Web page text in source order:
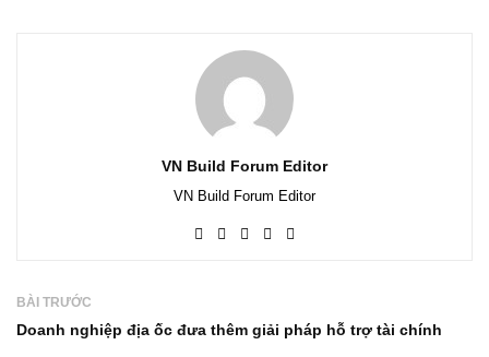
VN Build Forum Editor
VN Build Forum Editor
BÀI TRƯỚC
Doanh nghiệp địa ốc đưa thêm giải pháp hỗ trợ tài chính